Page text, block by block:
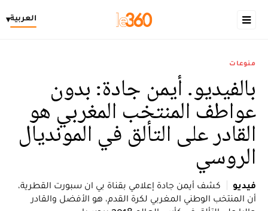
العربية▾
منوعات
بالفيديو. أيمن جادة: بدون
عواطف المنتخب المغربي هو
القادر على التألق في المونديال
الروسي
فيديو
كشف أيمن جادة إعلامي بقناة بي ان سبورت القطرية،
أن المنتخب الوطني المغربي لكرة القدم، هو الأفضل والقادر